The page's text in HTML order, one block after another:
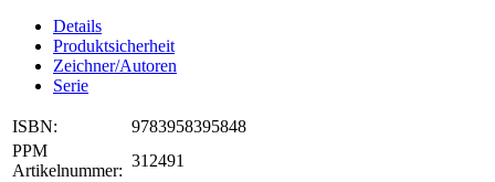
Details
Produktsicherheit
Zeichner/Autoren
Serie
ISBN:
9783958395848
PPM
Artikelnummer:
312491